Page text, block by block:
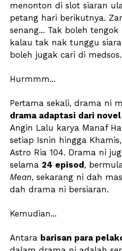
menonton di slot siaran
petang hari berikutnya.
senang... Tak boleh tengok
kalau tak nak tunggu
boleh jugak cari di medsos.
Hurmmm...
Pertama sekali, drama ni
drama adaptasi dari novel
Angin Lalu karya Manaf
setiap Isnin hingga
Astro Ria 104. Drama ni
selama 24 episod ,
Mean, sekarang ni dah
dah drama ni bersiaran.
Kemudian...
Antara barisan para